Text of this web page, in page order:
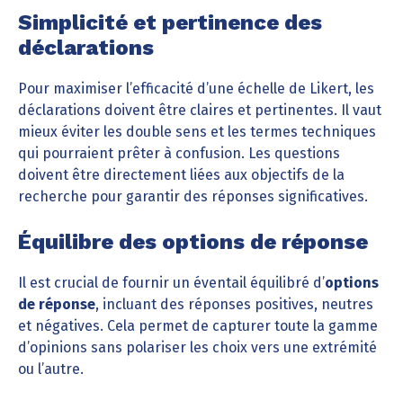
Simplicité et pertinence des
déclarations
Pour maximiser l’efficacité d’une échelle de Likert, les
déclarations doivent être claires et pertinentes. Il vaut
mieux éviter les double sens et les termes techniques
qui pourraient prêter à confusion. Les questions
doivent être directement liées aux objectifs de la
recherche pour garantir des réponses significatives.
Équilibre des options de réponse
Il est crucial de fournir un éventail équilibré d’options
de réponse, incluant des réponses positives, neutres
et négatives. Cela permet de capturer toute la gamme
d’opinions sans polariser les choix vers une extrémité
ou l’autre.